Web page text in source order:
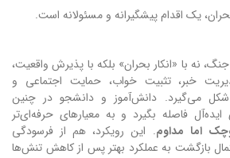
یک اقدام پیشگیرانه و مسئولانه است.
نه با «انکار بحران» بلکه با پذیرش واقعیت،
خبر، تثبیت خواب، حمایت اجتماعی و
می‌گیرد. دانش‌آموز و دانشجو در چنین
ایده‌آل فاصله بگیرد و به معیارهای حرفه‌ای‌تر
اما مداوم. این رویکرد، هم از فرسودگی
بازگشت به عملکرد بهتر پس از کاهش تنش‌ها